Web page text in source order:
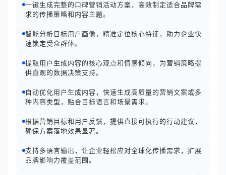
一键生成完整的口碑营销活动方案，高效制定适合品牌需
求的传播策略和内容主题。
智能分析目标用户画像，精准定位核心特征，助力企业快
速锁定受众群体。
提取用户生成内容的核心观点和情感倾向，为营销策略提
供直观的数据决策支持。
自动优化用户生成内容，快速生成高质量的营销文案或多
种内容类型，贴合目标语言和场景需求。
根据营销目标和用户反馈，提供直接可执行的行动建议，
确保方案落地效果显著。
支持多语言输出，让企业轻松应对全球化传播需求，扩展
品牌影响力覆盖范围。